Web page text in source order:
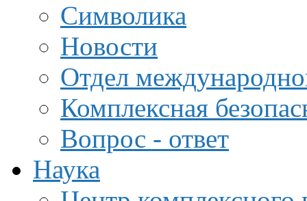
Символика
Новости
Отдел
Комплексная
Вопрос - ответ
Наука